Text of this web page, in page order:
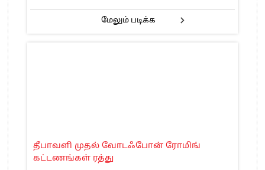
மேலும் படிக்க
தீபாவளி முதல் வோடஃபோன் ரோமிங்
கட்டணங்கள் ரத்து